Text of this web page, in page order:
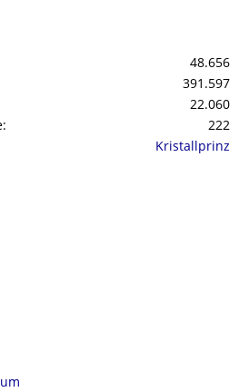
48.656
391.597
22.060
222
Kristallprinz